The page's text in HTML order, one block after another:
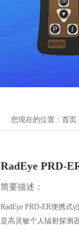
您现在的位置： 首页
RadEye PRD-
简要描述：
RadEye PRD-ER便携式γ
是高灵敏个人辐射探测